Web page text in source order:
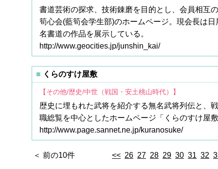
書道芸術の探求、技術錬磨を目的とし、会員相互
筍心会(藍筍会学生部)のホームページ。現会長は
名書道の作品を展示している。
http://www.geocities.jp/junshin_kai/
くらのすけ屋敷
【その他/歴史/中世（戦国・安土桃山時代）】
歴史に埋もれた武将を紹介する無名武将列伝と、
職総覧を中心としたホームページ「くらのすけ屋
http://www.page.sannet.ne.jp/kuranosuke/
＜ 前の10件 << 26 27 28 29 30 31 32